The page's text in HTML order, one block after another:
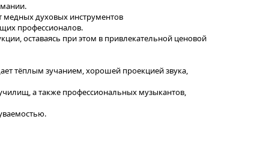
медных духовых инструментов
профессионалов.
оставаясь при этом в привлекательной ценовой
тёплым зучанием, хорошей проекцией звука,
а также профессиональных музыкантов,